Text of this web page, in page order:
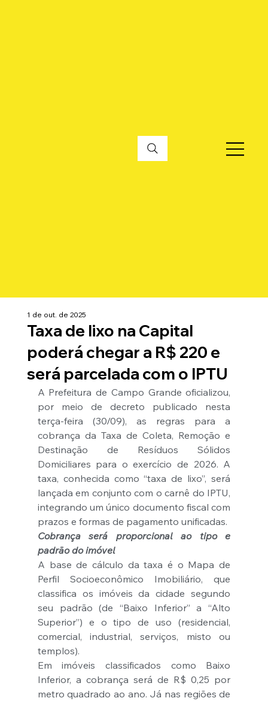
Taxa de lixo na Capital
poderá chegar a R$ 220 e
será parcelada com o IPTU
1 de out. de 2025
A Prefeitura de Campo Grande oficializou,
por meio de decreto publicado nesta
terça-feira (30/09), as regras para a
cobrança da Taxa de Coleta, Remoção e
Destinação de Resíduos Sólidos
Domiciliares para o exercício de 2026. A
taxa, conhecida como “taxa de lixo”, será
lançada em conjunto com o carnê do IPTU,
integrando um único documento fiscal com
prazos e formas de pagamento unificadas.
Cobrança será proporcional ao tipo e
padrão do imóvel
A base de cálculo da taxa é o Mapa de
Perfil Socioeconômico Imobiliário, que
classifica os imóveis da cidade segundo
seu padrão (de “Baixo Inferior” a “Alto
Superior”) e o tipo de uso (residencial,
comercial, industrial, serviços, misto ou
templos).
Em imóveis classificados como Baixo
Inferior, a cobrança será de R$ 0,25 por
metro quadrado ao ano. Já nas regiões de